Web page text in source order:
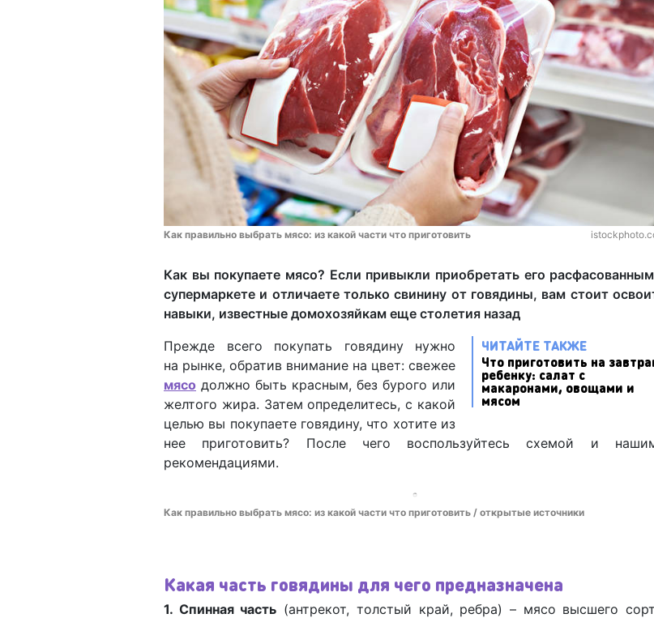
Как правильно выбрать мясо: из какой части что приготовить
Как вы покупаете мясо? Если привыкли приобретать его
супермаркете и отличаете только свинину от говядины, вам стоит
навыки, известные домохозяйкам еще столетия назад
ЧИТАЙТЕ ТАКЖЕ
Что приготовить на
ребенку: салат с
макаронами, овощами и
мясом
Прежде всего покупать говядину нужно
на рынке, обратив внимание на цвет: свежее
мясо должно быть красным, без бурого или
желтого жира. Затем определитесь, с какой
целью вы покупаете говядину, что хотите из
нее приготовить? После чего воспользуйтесь схемой и
рекомендациями.
Как правильно выбрать мясо: из какой части что приготовить / открытые источники
Какая часть говядины для чего предназначена
1. Спинная часть (антрекот, толстый край, ребра) – мясо высшего